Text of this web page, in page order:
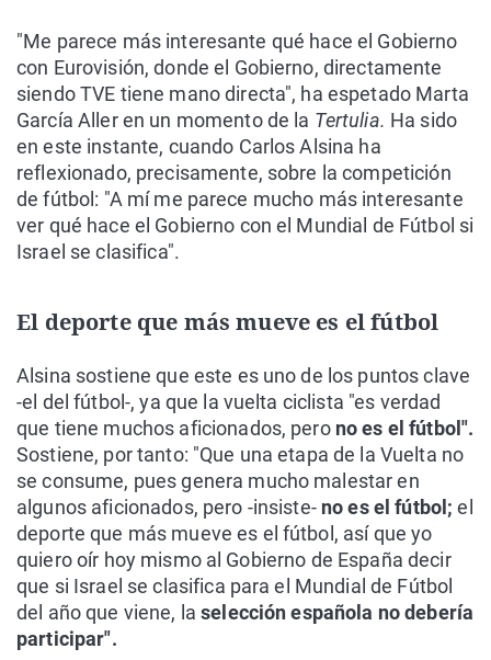
"Me parece más interesante qué hace el Gobierno
con Eurovisión, donde el Gobierno, directamente
siendo TVE tiene mano directa", ha espetado Marta
García Aller en un momento de la Tertulia. Ha sido
en este instante, cuando Carlos Alsina ha
reflexionado, precisamente, sobre la competición
de fútbol: "A mí me parece mucho más interesante
ver qué hace el Gobierno con el Mundial de Fútbol si
Israel se clasifica".
El deporte que más mueve es el fútbol
Alsina sostiene que este es uno de los puntos clave
-el del fútbol-, ya que la vuelta ciclista "es verdad
que tiene muchos aficionados, pero no es el fútbol".
Sostiene, por tanto: "Que una etapa de la Vuelta no
se consume, pues genera mucho malestar en
algunos aficionados, pero -insiste- no es el fútbol;el
deporte que más mueve es el fútbol, así que yo
quiero oír hoy mismo al Gobierno de España decir
que si Israel se clasifica para el Mundial de Fútbol
del año que viene, laselección española no debería
participar".